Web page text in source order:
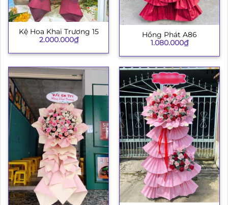
Kệ Hoa Khai Trương 15
2.000.000₫
Hồng Phát A86
1.080.000₫